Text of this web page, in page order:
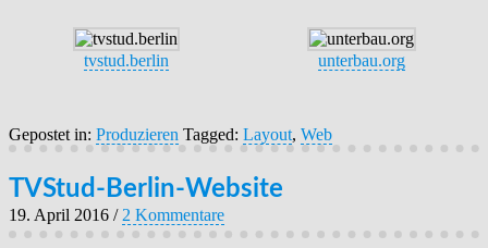
tvstud.berlin unterbau.org
Gepostet in: Produzieren Tagged: Layout, Web
TVStud-Berlin-Website
19. April 2016 / 2 Kommentare